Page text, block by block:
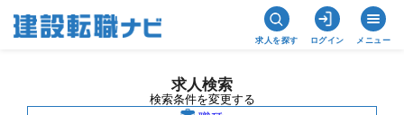
求人を探す ログイン メニュー
求人検索
検索条件を変更する